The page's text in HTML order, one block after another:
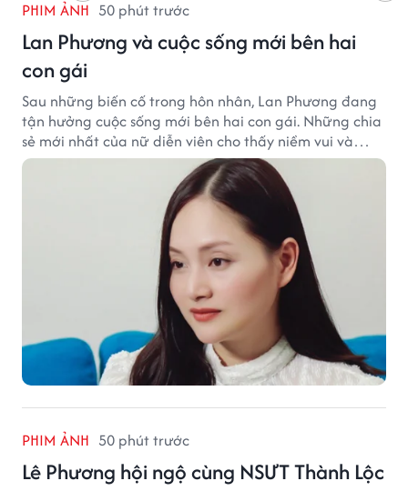
PHIM ẢNH 50 phút trước
Lan Phương và cuộc sống mới bên hai
con gái
Sau những biến cố trong hôn nhân, Lan Phương đang
tận hưởng cuộc sống mới bên hai con gái. Những chia
sẻ mới nhất của nữ diễn viên cho thấy niềm vui và
hạnh phúc hiện tại đến từ những điều bình dị mỗi
PHIM ẢNH 50 phút trước
Lê Phương hội ngộ cùng NSƯT Thành Lộc